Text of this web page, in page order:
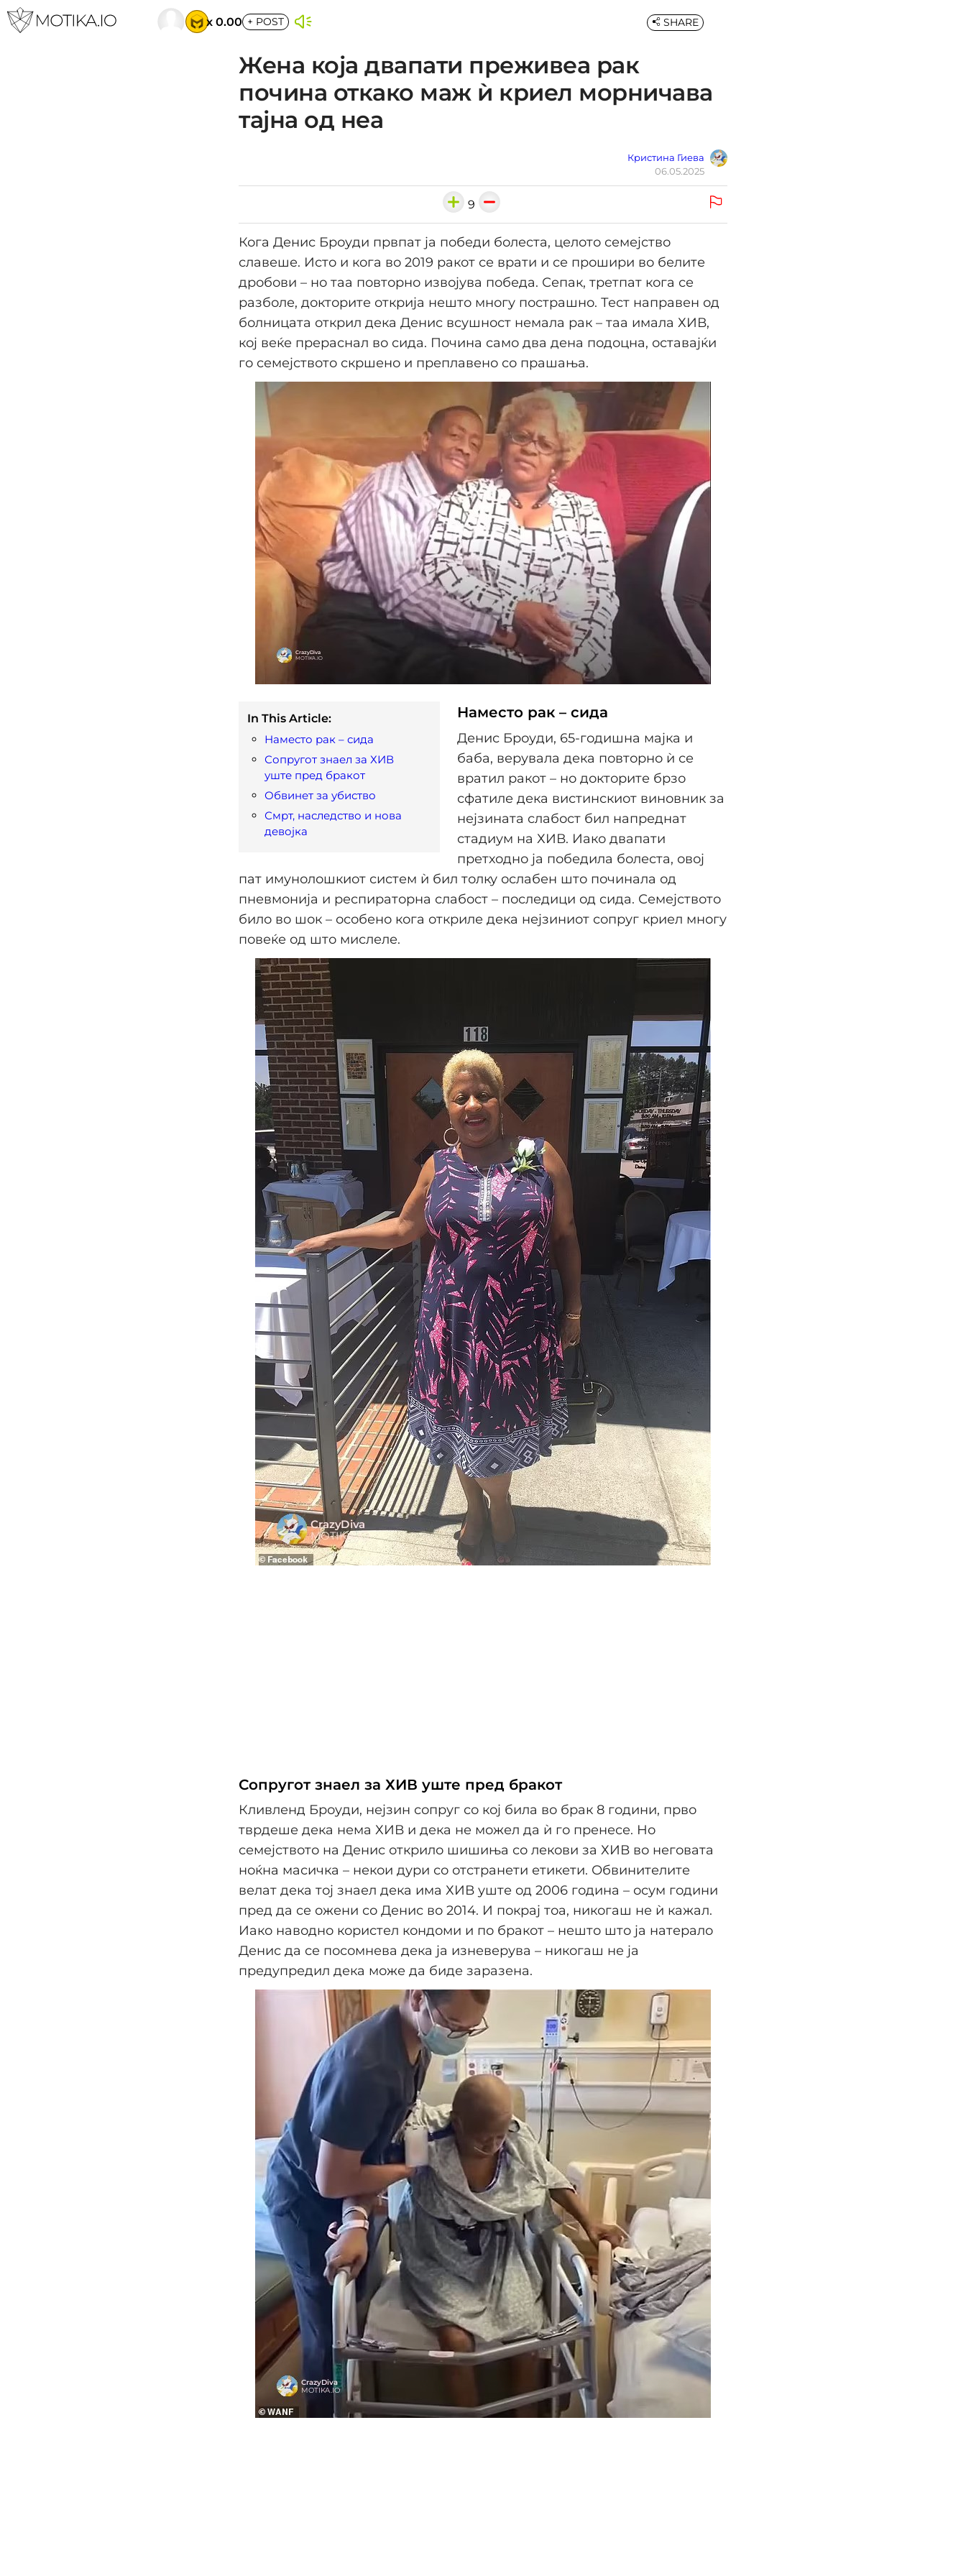
x 0.00 + POST
Жена која двапати преживеа рак
почина откако маж ѝ криел морничава
тајна од неа
Кристина Гиева
06.05.2025
SHARE
9
Кога Денис Броуди првпат ја победи болеста, целото семејство
славеше. Исто и кога во 2019 ракот се врати и се прошири во белите
дробови – но таа повторно извојува победа. Сепак, третпат кога се
разболе, докторите открија нешто многу пострашно. Тест направен од
болницата открил дека Денис всушност немала рак – таа имала ХИВ,
кој веќе прераснал во сида. Почина само два дена подоцна, оставајќи
го семејството скршено и преплавено со прашања.
In This Article:
Наместо рак – сида
Сопругот знаел за ХИВ
уште пред бракот
Обвинет за убиство
Смрт, наследство и нова
девојка
Наместо рак – сида
Денис Броуди, 65-годишна мајка и
баба, верувала дека повторно ѝ се
вратил ракот – но докторите брзо
сфатиле дека вистинскиот виновник за
нејзината слабост бил напреднат
стадиум на ХИВ. Иако двапати
претходно ја победила болеста, овој
пат имунолошкиот систем ѝ бил толку ослабен што починала од
пневмонија и респираторна слабост – последици од сида. Семејството
било во шок – особено кога откриле дека нејзиниот сопруг криел многу
повеќе од што мислеле.
Сопругот знаел за ХИВ уште пред бракот
Кливленд Броуди, нејзин сопруг со кој била во брак 8 години, прво
тврдеше дека нема ХИВ и дека не можел да ѝ го пренесе. Но
семејството на Денис открило шишиња со лекови за ХИВ во неговата
ноќна масичка – некои дури со отстранети етикети. Обвинителите
велат дека тој знаел дека има ХИВ уште од 2006 година – осум години
пред да се ожени со Денис во 2014. И покрај тоа, никогаш не ѝ кажал.
Иако наводно користел кондоми и по бракот – нешто што ја натерало
Денис да се посомнева дека ја изневерува – никогаш не ја
предупредил дека може да биде заразена.